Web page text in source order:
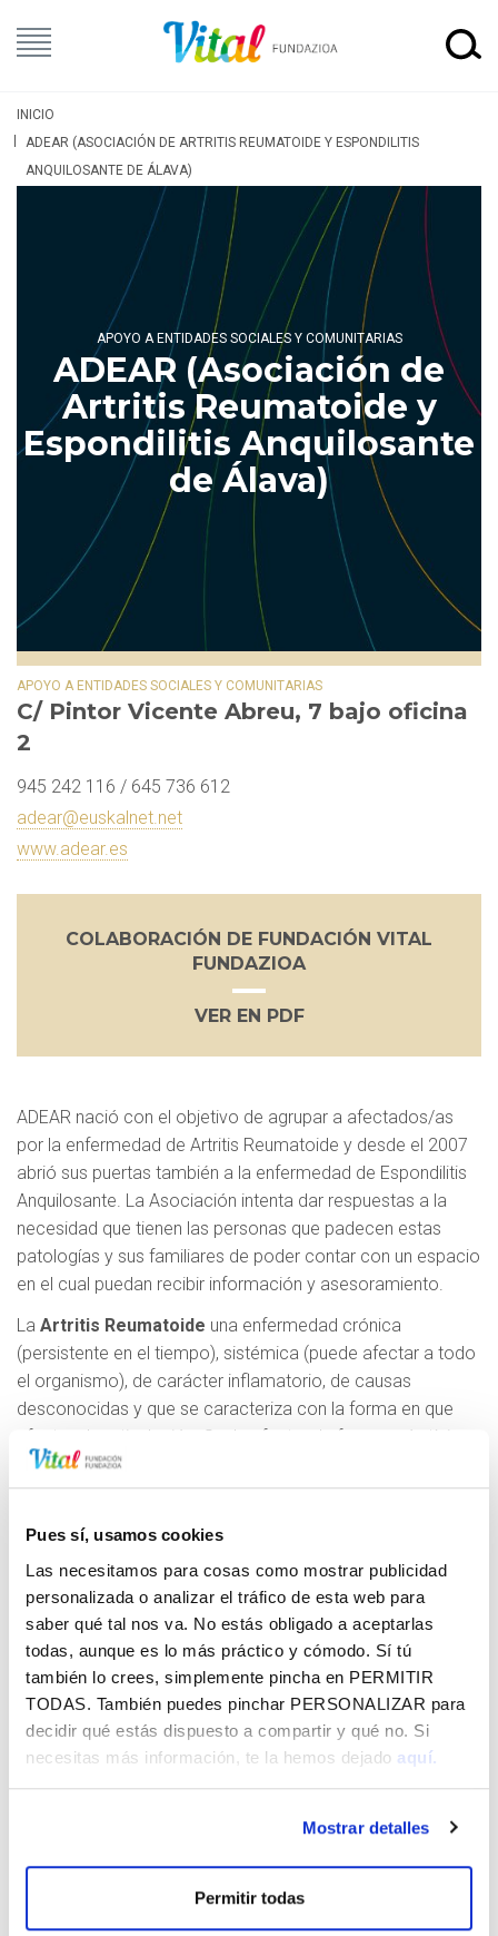
Pues sí, usamos cookies
Las necesitamos para cosas como mostrar publicidad
personalizada o analizar el tráfico de esta web para
saber qué tal nos va. No estás obligado a aceptarlas
todas, aunque es lo más práctico y cómodo. Sí tú
también lo crees, simplemente pincha en PERMITIR
TODAS. También puedes pinchar PERSONALIZAR para
decidir qué estás dispuesto a compartir y qué no. Si
necesitas más información, te la hemos dejado aquí.
Mostrar detalles
Permitir todas
INICIO
ADEAR (ASOCIACIÓN DE ARTRITIS REUMATOIDE Y ESPONDILITIS
ANQUILOSANTE DE ÁLAVA)
ADEAR (Asociación de
Artritis Reumatoide y
Espondilitis Anquilosante
de Álava)
APOYO A ENTIDADES SOCIALES Y COMUNITARIAS
APOYO A ENTIDADES SOCIALES Y COMUNITARIAS
C/ Pintor Vicente Abreu, 7 bajo oficina
2
945 242 116 / 645 736 612
adear@euskalnet.net
www.adear.es
COLABORACIÓN DE FUNDACIÓN VITAL
FUNDAZIOA
VER EN PDF
ADEAR nació con el objetivo de agrupar a afectados/as
por la enfermedad de Artritis Reumatoide y desde el 2007
abrió sus puertas también a la enfermedad de Espondilitis
Anquilosante. La Asociación intenta dar respuestas a la
necesidad que tienen las personas que padecen estas
patologías y sus familiares de poder contar con un espacio
en el cual puedan recibir información y asesoramiento.
La Artritis Reumatoide una enfermedad crónica
(persistente en el tiempo), sistémica (puede afectar a todo
el organismo), de carácter inflamatorio, de causas
desconocidas y que se caracteriza con la forma en que
afecta a la articulación. Suele afectar de forma más típica
a las articulaciones de las manos y de las muñecas. La
Espondilitis Anquilosante, es un proceso reumático
fundamentalmente a las articulaciones situadas en la
columna vertebral y a las que unen la columna a la pelvis
(sacroilíacas). Algo más de la tercera parte de los
enfermos sufrirá inflamación de otras articulaciones
(pequeñas articulaciones del pie, del tobillo, rodillas,
caderas, etc.) casi siempre en las extremidades inferiores.
Ofrecen actividades que ayuden a los afectados/as en su
día a día a afrontar mejor su enfermedad y a conseguir una
mayor calidad de vida y bienestar. Cuentan con apoyo
monitor de Educación Física, Reumatólogos… Además,
intentan sensibilizar y concienciar a la sociedad sobre la
existencia de estas enfermedades y de sus
consecuencias, mediante campañas divulgativas y otros